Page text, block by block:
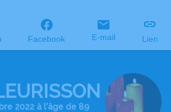
Facebook E-mail Lien
2022 à l'âge de 89